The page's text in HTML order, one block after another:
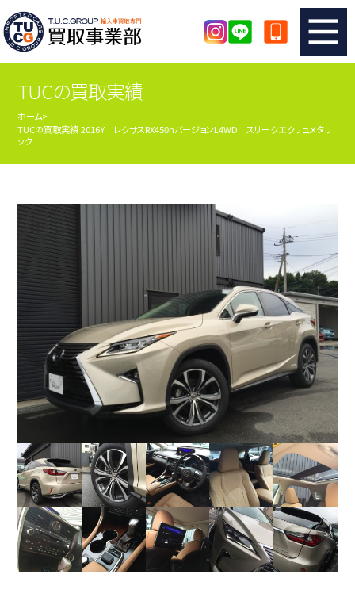
TUCのカンタン査定
査定の注意事項 メーカー別査定フォーム
店舗紹介 スタッフ紹介
シリアルナンバーの解説 アクセスマップ
TUCの買取実績
ホーム
TUCの買取実績 2016Y レクサスRX450hバージョンL4WD スリークエクリュメタリ
ック